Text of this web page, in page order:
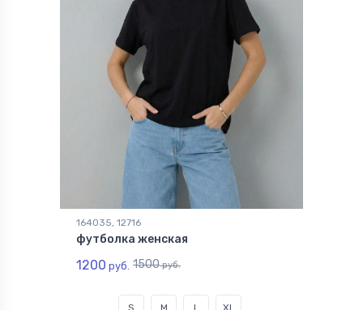
164035, 12716
футболка женская
1200 руб. 1500руб.